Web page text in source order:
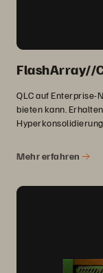
FlashArray//
QLC auf Enterprise-
bieten kann.
Mehr erfahren